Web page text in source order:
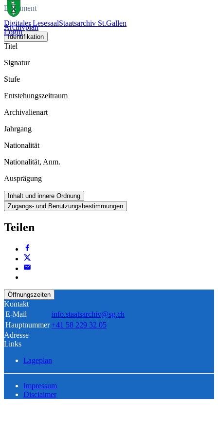
Digitaler LesesaalStaatsarchiv St.Gallen
Login
Dokument
Archivplan
Identifikation
Titel
Signatur
Stufe
Entstehungszeitraum
Archivalienart
Jahrgang
Nationalität
Nationalität, Anm.
Ausprägung
Inhalt und innere Ordnung
Zugangs- und Benutzungsbestimmungen
Teilen
Öffnungszeiten
Kontakt
E-Mail
info.staatsarchiv@sg.ch
Hauptnummer +41 58 229 32 05
Adresse
Links
Lageplan
Impressum
Disclaimer